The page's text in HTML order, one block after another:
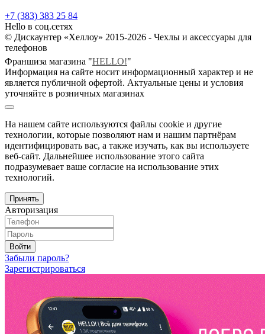
+7 (383) 383 25 84
Hello в соц.сетях
© Дискаунтер «Хеллоу» 2015-2026 - Чехлы и аксессуары для
телефонов
Франшиза магазина "HELLO!"
Информация на сайте носит информационный характер и не
является публичной офертой. Актуальные цены и условия
уточняйте в розничных магазинах
На нашем сайте используются файлы cookie и другие
технологии, которые позволяют нам и нашим партнёрам
идентифицировать вас, а также изучать, как вы используете
веб-сайт. Дальнейшее использование этого сайта
подразумевает ваше согласие на использование этих
технологий.
Принять
Авторизация
Войти
Забыли пароль?
Зарегистрироваться